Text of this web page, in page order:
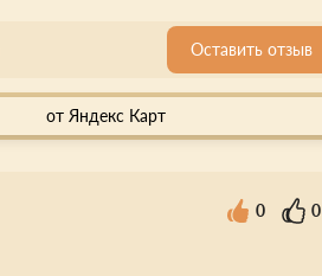
Оставить отзыв
от Яндекс Карт
0 0